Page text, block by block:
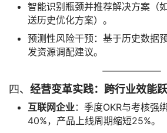
智能识别瓶颈并推荐解决方案（
送历史优化方案）。
预测性风险干预：基于历史数据
发资源调配建议。
四、 经营变革实践：跨行业效能
互联网企业：季度OKR与考核强
40%，产品上线周期缩短25%。